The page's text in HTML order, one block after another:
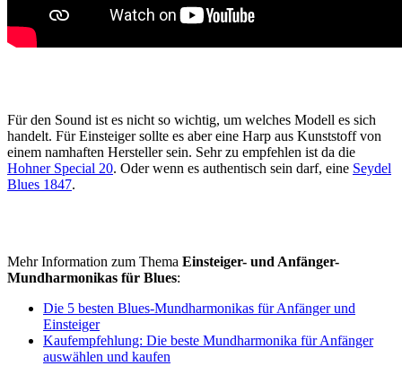
Für den Sound ist es nicht so wichtig, um welches Modell es sich
handelt. Für Einsteiger sollte es aber eine Harp aus Kunststoff von
einem namhaften Hersteller sein. Sehr zu empfehlen ist da die
Hohner Special 20. Oder wenn es authentisch sein darf, eine Seydel
Blues 1847.
Mehr Information zum Thema Einsteiger- und Anfänger-
Mundharmonikas für Blues:
Die 5 besten Blues-Mundharmonikas für Anfänger und
Einsteiger
Kaufempfehlung: Die beste Mundharmonika für Anfänger
auswählen und kaufen